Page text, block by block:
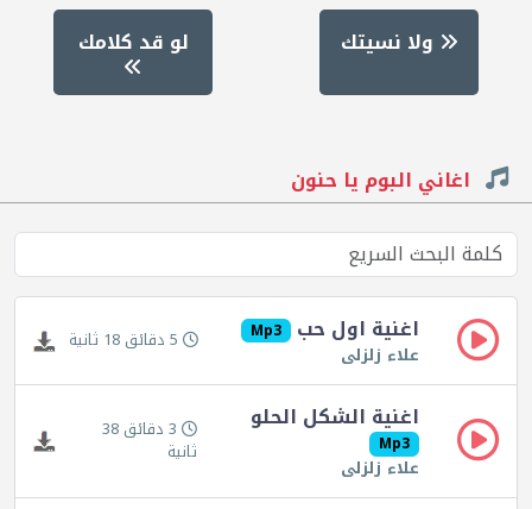
ولا نسيتك لو قد كلامك
اغاني البوم يا حنون
اغنية اول حب Mp3
علاء زلزلى 5 دقائق 18 ثانية
اغنية الشكل الحلو
Mp3
علاء زلزلى
3 دقائق 38
ثانية